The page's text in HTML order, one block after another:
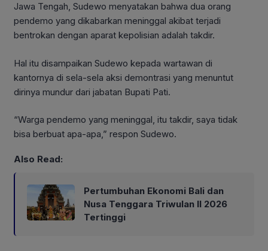
Jawa Tengah, Sudewo menyatakan bahwa dua orang
pendemo yang dikabarkan meninggal akibat terjadi
bentrokan dengan aparat kepolisian adalah takdir.
Hal itu disampaikan Sudewo kepada wartawan di
kantornya di sela-sela aksi demontrasi yang menuntut
dirinya mundur dari jabatan Bupati Pati.
“Warga pendemo yang meninggal, itu takdir, saya tidak
bisa berbuat apa-apa,” respon Sudewo.
Also Read:
Pertumbuhan Ekonomi Bali dan
Nusa Tenggara Triwulan II 2026
Tertinggi